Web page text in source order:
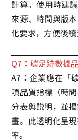
計算。使用時建
來源、時間與版
化要求，方便後續
Q7：碳足跡數據
A7：企業應在「
項品質指標（時
分表與說明，並
畫。此透明化呈
率。